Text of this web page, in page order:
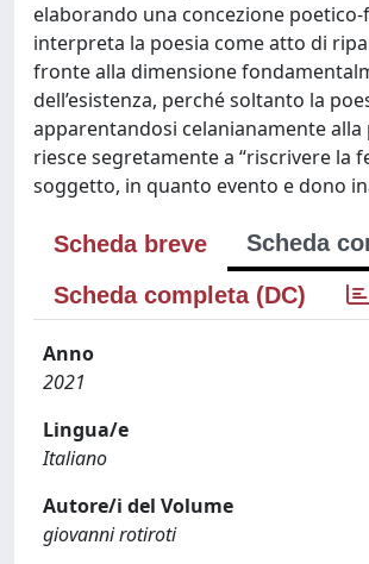
elaborando una concezione
interpreta la poesia come atto di
fronte alla dimensione
dell’esistenza, perché soltanto la
apparentandosi celanianamente alla
riesce segretamente a “riscrivere la
soggetto, in quanto evento e dono
Scheda breve
Scheda
Scheda completa (DC)
Anno
2021
Lingua/e
Italiano
Autore/i del Volume
giovanni rotiroti